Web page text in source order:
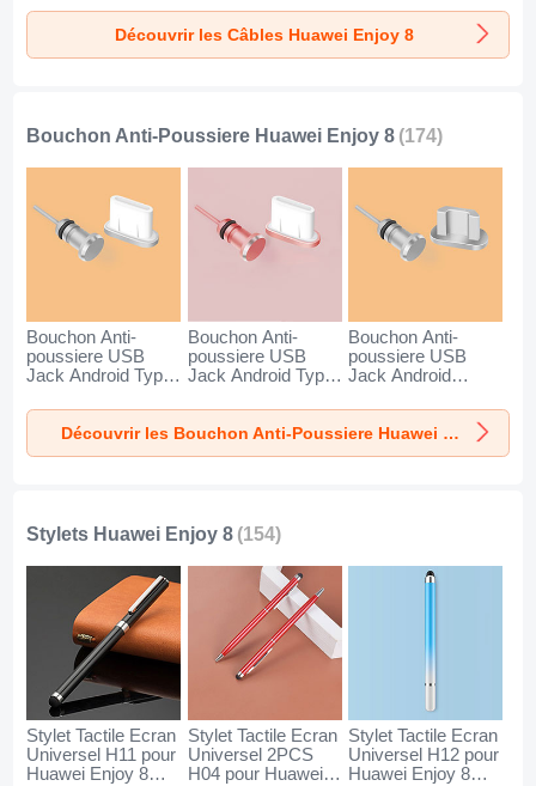
Type-C 100W H01
pour Huawei Enjoy
8 Noir
Noir
Découvrir les Câbles Huawei Enjoy 8
Bouchon Anti-Poussiere Huawei Enjoy 8 (174)
Bouchon Anti-
poussiere USB
Jack Android Type-
Huawei Enjoy 8
Argent
Bouchon Anti-
poussiere USB
Jack Android Type-
Huawei Enjoy 8 Or
Rose
Bouchon Anti-
poussiere USB
Jack Android
Huawei Enjoy 8
Argent
Découvrir les Bouchon Anti-Poussiere Huawei Enjoy 8
Stylets Huawei Enjoy 8 (154)
Stylet Tactile Ecran
Universel H11 pour
Huawei Enjoy 8
Stylet Tactile Ecran
Universel 2PCS
H04 pour Huawei
Stylet Tactile Ecran
Universel H12 pour
Huawei Enjoy 8